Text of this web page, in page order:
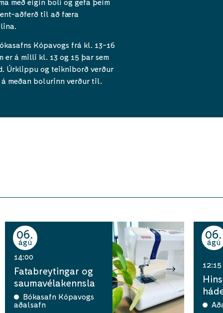
aðferð til að færa
Kópavogs frá kl. 13-16
á milli kl. 13 og 15 þar sem
Úrklippu og teikniborð verður
meðan bolurinn verður til.
06
ágú
14:00
Fatabreytingar og
saumavélakennsla
Bókasafn Kópavogs
aðalsafn
06
ágú
12:15